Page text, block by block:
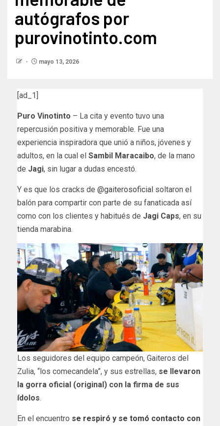
autógrafos por
purovinotinto.com
mayo 13, 2026
[ad_1]
Puro Vinotinto – La cita y evento tuvo una
repercusión positiva y memorable. Fue una
experiencia inspiradora que unió a niños, jóvenes y
adultos, en la cual el Sambil Maracaibo, de la mano
de Jagi, sin lugar a dudas encestó.
Y es que los cracks de @gaiterosoficial soltaron el
balón para compartir con parte de su fanaticada así
como con los clientes y habitués de Jagi Caps, en su
tienda marabina.
Los seguidores del equipo campeón, Gaiteros del
Zulia, “los comecandela”, y sus estrellas, se llevaron
la gorra oficial (original) con la firma de sus
ídolos.
En el encuentro se respiró y se tomó contacto con